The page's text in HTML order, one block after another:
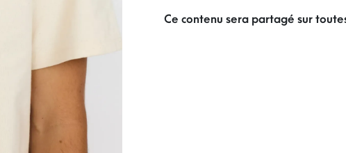
Ce contenu sera partagé sur